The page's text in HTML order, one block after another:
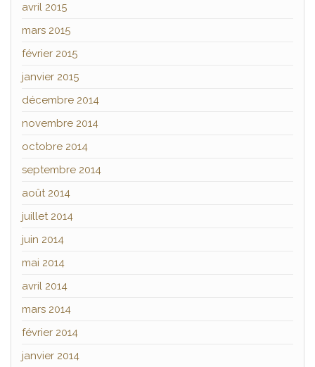
avril 2015
mars 2015
février 2015
janvier 2015
décembre 2014
novembre 2014
octobre 2014
septembre 2014
août 2014
juillet 2014
juin 2014
mai 2014
avril 2014
mars 2014
février 2014
janvier 2014